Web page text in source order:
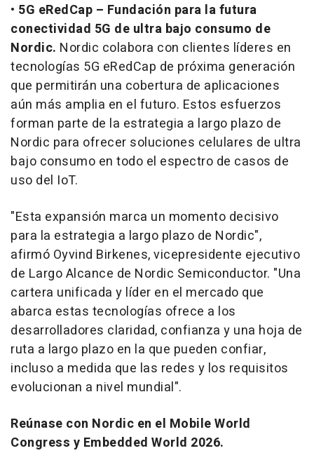
• 5G eRedCap – Fundación para la futura
conectividad 5G de ultra bajo consumo de
Nordic. Nordic colabora con clientes líderes en
tecnologías 5G eRedCap de próxima generación
que permitirán una cobertura de aplicaciones
aún más amplia en el futuro. Estos esfuerzos
forman parte de la estrategia a largo plazo de
Nordic para ofrecer soluciones celulares de ultra
bajo consumo en todo el espectro de casos de
uso del IoT.
"Esta expansión marca un momento decisivo
para la estrategia a largo plazo de Nordic",
afirmó Oyvind Birkenes, vicepresidente ejecutivo
de Largo Alcance de Nordic Semiconductor. "Una
cartera unificada y líder en el mercado que
abarca estas tecnologías ofrece a los
desarrolladores claridad, confianza y una hoja de
ruta a largo plazo en la que pueden confiar,
incluso a medida que las redes y los requisitos
evolucionan a nivel mundial".
Reúnase con Nordic en el Mobile World
Congress y Embedded World 2026.